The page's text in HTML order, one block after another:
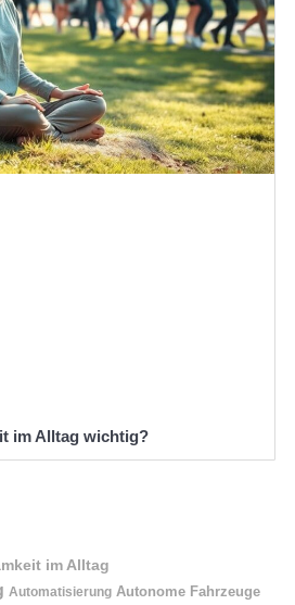
im Alltag wichtig?
im Alltag
Automatisierung Autonome Fahrzeuge